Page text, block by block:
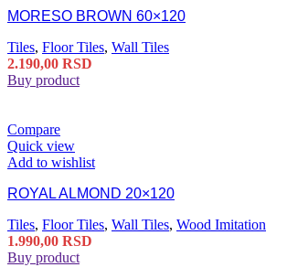
MORESO BROWN 60×120
Tiles, Floor Tiles, Wall Tiles
2.190,00 RSD
Buy product
Compare
Quick view
Add to wishlist
ROYAL ALMOND 20×120
Tiles, Floor Tiles, Wall Tiles, Wood Imitation
1.990,00 RSD
Buy product